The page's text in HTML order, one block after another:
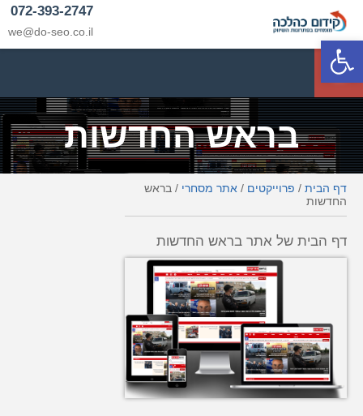
פתח סרגל נגישות
072-393-2747
we@do-seo.co.il
p
בראש החדשות
דף הבית / פרוייקטים / אתר מסחרי / בראש
החדשות
דף הבית של אתר בראש החדשות